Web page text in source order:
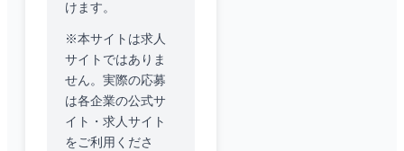
けます。
※本サイトは求人
サイトではありま
せん。実際の応募
は各企業の公式サ
イト・求人サイト
をご利用くださ